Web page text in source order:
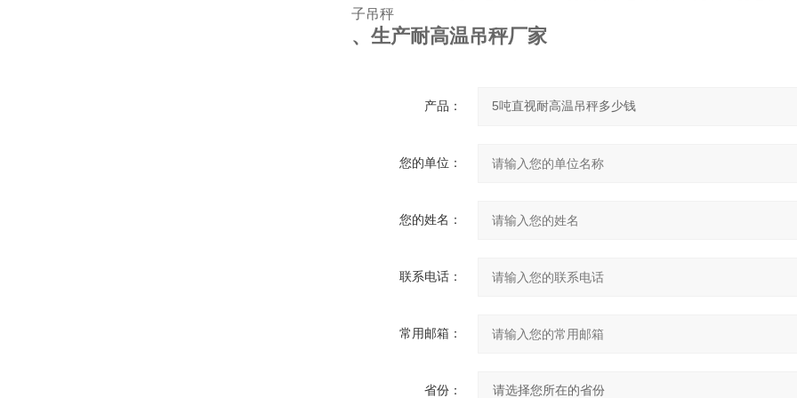
子吊秤
、生产耐高温吊秤厂家
产品：
您的单位：
您的姓名：
联系电话：
常用邮箱：
省份：